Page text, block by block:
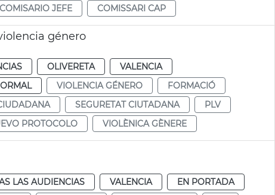
COMISARIO JEFE COMISSARI CAP
género
OLIVERETA
VALENCIA
VIOLENCIA GÉNERO
FORMACIÓ
SEGURETAT CIUTADANA
PLV
PROTOCOLO VIOLÈNICA GÈNERE
LAS AUDIENCIAS VALENCIA
EN PORTADA